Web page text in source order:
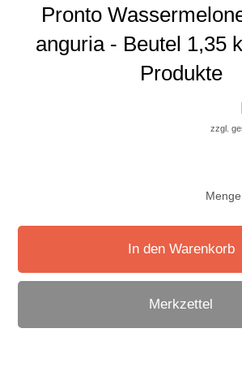
Pronto
anguria - Beutel 1,35
Produkte
zzgl.
In den Warenkorb
Merkzettel